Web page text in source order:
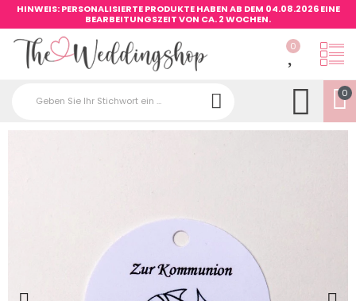
HINWEIS: PERSONALISIERTE PRODUKTE HABEN AB DEM 04.08.2026 EINE
BEARBEITUNGSZEIT VON CA. 2 WOCHEN.
0
0